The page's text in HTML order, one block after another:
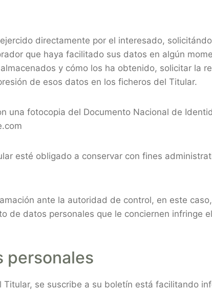
directamente por el interesado,
que haya facilitado sus datos en algún
y cómo los ha obtenido, solicitar la
de esos datos en los ficheros del Titular.
una fotocopia del Documento Nacional de
esté obligado a conservar con fines
ante la autoridad de control, en este
de datos personales que le conciernen infringe
personales
se suscribe a su boletín está facilitando